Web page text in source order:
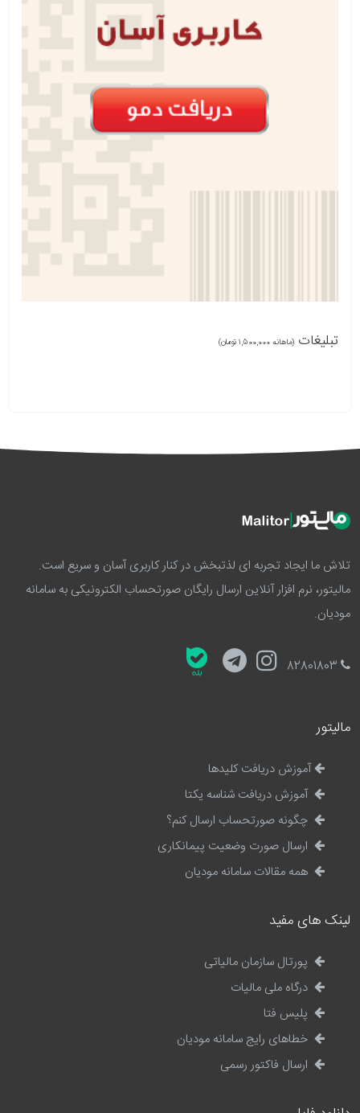
تبلیغات (ماهانه 1,500,000 تومان)
تلاش ما ایجاد تجربه ای لذتبخش در کنار کاربری آسان و سریع است.
مالیتور، نرم افزار آنلاین ارسال رایگان صورتحساب الکترونیکی به سامانه
مودیان.
مالیتور
آموزش دریافت کلیدها
آموزش دریافت شناسه یکتا
چگونه صورتحساب ارسال کنم؟
ارسال صورت وضعیت پیمانکاری
همه مقالات سامانه مودیان
لینک های مفید
پورتال سازمان مالیاتی
درگاه ملی مالیات
پلیس فتا
خطاهای رایج سامانه مودیان
ارسال فاکتور رسمی